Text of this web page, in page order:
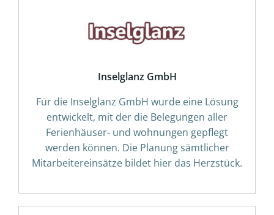
Inselglanz GmbH
Für die Inselglanz GmbH wurde eine Lösung
entwickelt, mit der die Belegungen aller
Ferienhäuser- und wohnungen gepflegt
werden können. Die Planung sämtlicher
Mitarbeitereinsätze bildet hier das Herzstück.